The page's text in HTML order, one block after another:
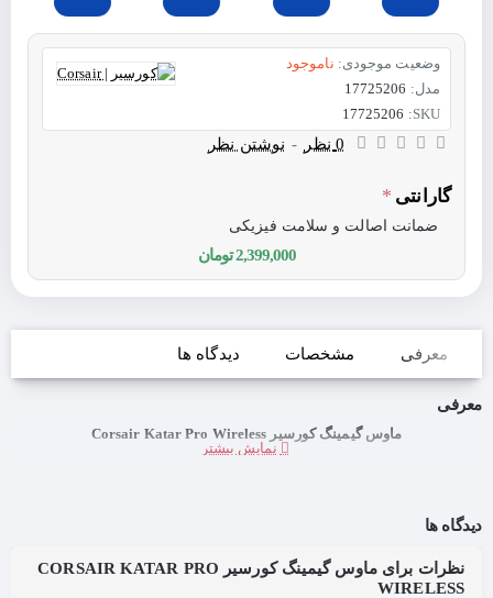
وضعیت موجودی: ناموجود
مدل: 17725206
SKU:
17725206
0 نظر - نوشتن نظر
گارانتی
ضمانت اصالت و سلامت فیزیکی
2,399,000 تومان
معرفی مشخصات دیدگاه ها
معرفی
ماوس گیمینگ کورسیر Corsair Katar Pro Wireless
دیدگاه ها
نظرات برای ماوس گیمینگ کورسیر CORSAIR KATAR PRO
WIRELESS